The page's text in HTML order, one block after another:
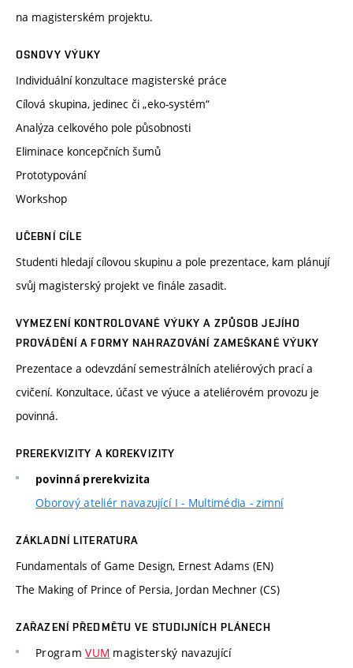
na magisterském projektu.
OSNOVY VÝUKY
Individuální konzultace magisterské práce
Cílová skupina, jedinec či „eko-systém“
Analýza celkového pole působnosti
Eliminace koncepčních šumů
Prototypování
Workshop
UČEBNÍ CÍLE
Studenti hledají cílovou skupinu a pole prezentace, kam plánují
svůj magisterský projekt ve finále zasadit.
VYMEZENÍ KONTROLOVANÉ VÝUKY A ZPŮSOB JEJÍHO
PROVÁDĚNÍ A FORMY NAHRAZOVÁNÍ ZAMEŠKANÉ VÝUKY
Prezentace a odevzdání semestrálních ateliérových prací a
cvičení. Konzultace, účast ve výuce a ateliérovém provozu je
povinná.
PREREKVIZITY A KOREKVIZITY
povinná prerekvizita
Oborový ateliér navazující I - Multimédia - zimní
ZÁKLADNÍ LITERATURA
Fundamentals of Game Design, Ernest Adams (EN)
The Making of Prince of Persia, Jordan Mechner (CS)
ZAŘAZENÍ PŘEDMĚTU VE STUDIJNÍCH PLÁNECH
ProgramVUM magisterský navazující